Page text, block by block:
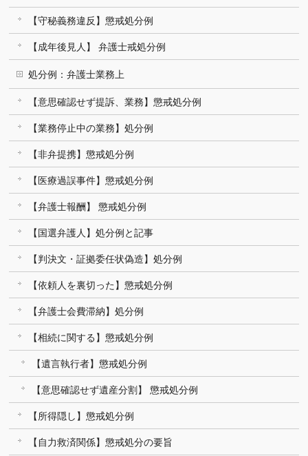
【守秘義務違反】懲戒処分例
【成年後見人】 弁護士戒処分例
処分例：弁護士業務上
【意思確認せず提訴、業務】懲戒処分例
【業務停止中の業務】処分例
【非弁提携】懲戒処分例
【医療過誤事件】懲戒処分例
【弁護士報酬】 懲戒処分例
【国選弁護人】処分例と記事
【判決文・証拠委任状偽造】処分例
【依頼人を裏切った】懲戒処分例
【弁護士会費滞納】処分例
【相続に関する】懲戒処分例
【遺言執行者】懲戒処分例
【意思確認せず遺産分割】 懲戒処分例
【所得隠し】懲戒処分例
【自力救済関係】懲戒処分の要旨